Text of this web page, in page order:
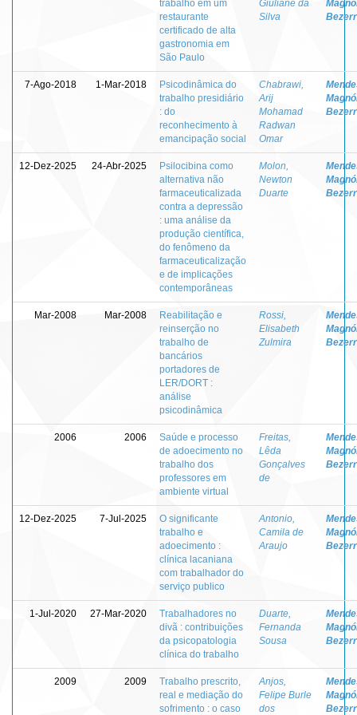
trabalho em um
restaurante
certificado de alta
gastronomia em
São Paulo
Giuliane da
Silva
7-Ago-2018 1-Mar-2018
Psicodinâmica do
trabalho presidiário
: do
reconhecimento à
emancipação social
Chabrawi,
Arij
Mohamad
Radwan
Omar
12-Dez-2025 24-Abr-2025
Psilocibina como
alternativa não
farmaceuticalizada
contra a depressão
: uma análise da
produção científica,
do fenômeno da
farmaceuticalização
e de implicações
contemporâneas
Molon,
Newton
Duarte
Mar-2008 Mar-2008
Reabilitação e
reinserção no
trabalho de
bancários
portadores de
LER/DORT :
análise
psicodinâmica
Rossi,
Elisabeth
Zulmira
2006 2006
Saúde e processo
de adoecimento no
trabalho dos
professores em
ambiente virtual
Freitas,
Lêda
Gonçalves
de
12-Dez-2025 7-Jul-2025
O significante
trabalho e
adoecimento :
clínica lacaniana
com trabalhador do
serviço publico
Antonio,
Camila de
Araujo
1-Jul-2020 27-Mar-2020
Trabalhadores no
divã : contribuições
da psicopatologia
clínica do trabalho
Duarte,
Fernanda
Sousa
2009 2009
Trabalho prescrito,
real e mediação do
sofrimento : o caso
Anjos,
Felipe Burle
dos